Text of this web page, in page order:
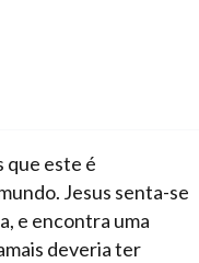
que este é
Jesus senta-se
e encontra uma
deveria ter